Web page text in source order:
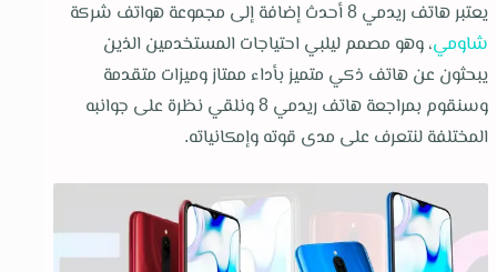
يعتبر هاتف ريدمي 8 أحدث إضافة إلى مجموعة هواتف شركة
شاومي، وهو مصمم ليلبي احتياجات المستخدمين الذين
يبحثون عن هاتف ذكي متميز بأداء ممتاز وميزات متقدمة
وسنقوم بمراجعة هاتف ريدمي 8 ونلقي نظرة على جوانبه
المختلفة لنتعرف على مدى قوته وإمكانياته.